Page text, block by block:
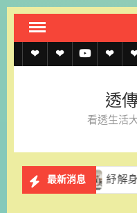
Skip
content透
約
透
上
記
透 聯
我
透
看透生活
最新消息
紓解身心壓力 慈光協